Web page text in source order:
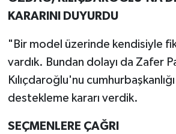
KARARINI DUYURDU
"Bir model üzerinde kendisiyle
vardık. Bundan dolayı da Zafer
Kılıçdaroğlu'nu
destekleme kararı verdik.
SEÇMENLERE ÇAĞRI